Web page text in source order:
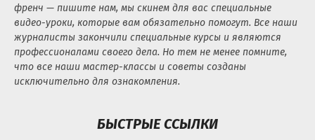
френч — пишите нам, мы скинем для вас специальные
видео-уроки, которые вам обязательно помогут. Все наши
журналисты закончили специальные курсы и являются
профессионалами своего дела. Но тем не менее помните,
что все наши мастер-классы и советы созданы
исключительно для ознакомления.
БЫСТРЫЕ ССЫЛКИ